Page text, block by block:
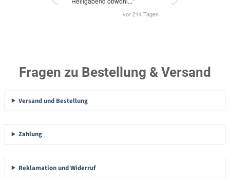
Fragen zu Bestellung & Versand
Versand und Bestellung
Zahlung
Reklamation und Widerruf